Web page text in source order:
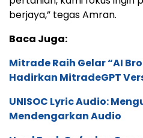
berjaya,” tegas Amran.
Baca Juga:
Mitrade Raih Gelar “AI
Hadirkan MitradeGPT
UNISOC Lyric Audio:
Mendengarkan Audio